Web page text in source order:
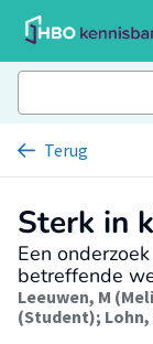
Terug
Sterk in
Een
betreffende
Leeuwen, M
(Student);